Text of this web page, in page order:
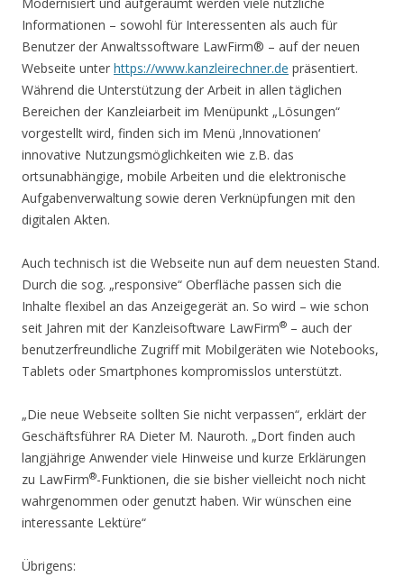
Informationen – sowohl für Interessenten als auch für
Benutzer der Anwaltssoftware LawFirm® – auf der neuen
Webseite unter https://www.kanzleirechner.de präsentiert.
Während die Unterstützung der Arbeit in allen täglichen
Bereichen der Kanzleiarbeit im Menüpunkt „Lösungen“
vorgestellt wird, finden sich im Menü ‚Innovationen‘
innovative Nutzungsmöglichkeiten wie z.B. das
ortsunabhängige, mobile Arbeiten und die elektronische
Aufgabenverwaltung sowie deren Verknüpfungen mit den
digitalen Akten.
Auch technisch ist die Webseite nun auf dem neuesten Stand.
Durch die sog. „responsive“ Oberfläche passen sich die
Inhalte flexibel an das Anzeigegerät an. So wird – wie schon
seit Jahren mit der Kanzleisoftware LawFirm® – auch der
benutzerfreundliche Zugriff mit Mobilgeräten wie Notebooks,
Tablets oder Smartphones kompromisslos unterstützt.
„Die neue Webseite sollten Sie nicht verpassen“, erklärt der
Geschäftsführer RA Dieter M. Nauroth. „Dort finden auch
langjährige Anwender viele Hinweise und kurze Erklärungen
zu LawFirm®-Funktionen, die sie bisher vielleicht noch nicht
wahrgenommen oder genutzt haben. Wir wünschen eine
interessante Lektüre“
Übrigens: